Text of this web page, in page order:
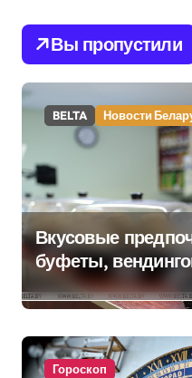
Вы пропустили
BELTA Новости
Вкусовые
буфеты,
аппараты.
изменениях в
питании
Гороскоп